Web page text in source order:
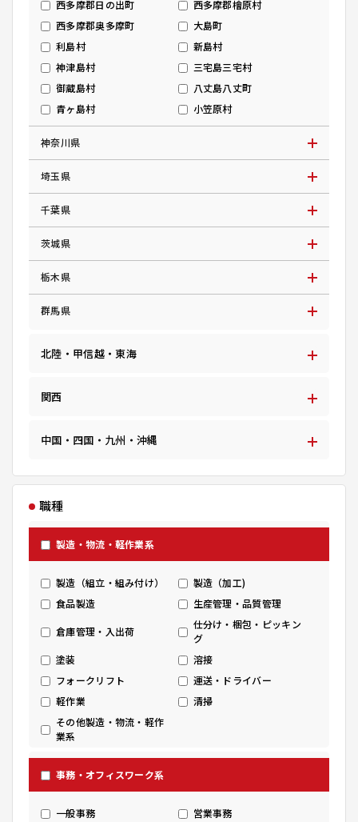
西多摩郡日の出町
西多摩郡檜原村
西多摩郡奥多摩町
大島町
利島村
新島村
神津島村
三宅島三宅村
御蔵島村
八丈島八丈町
青ヶ島村
小笠原村
神奈川県
埼玉県
千葉県
茨城県
栃木県
群馬県
北陸・甲信越・東海
関西
中国・四国・九州・沖縄
職種
製造・物流・軽作業系
製造（組立・組み付け）
製造（加工)
食品製造
生産管理・品質管理
倉庫管理・入出荷
仕分け・梱包・ピッキン
グ
塗装
溶接
フォークリフト
運送・ドライバー
軽作業
清掃
その他製造・物流・軽作
業系
事務・オフィスワーク系
一般事務 営業事務